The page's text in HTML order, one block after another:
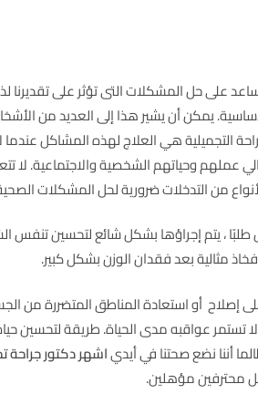
على حل المشكلات التى تؤثر على تقديرنا
يمكن أن يشير هذا إلى العديد من
التجميلية هي العلاج لهذه المشاكل
عملهم وحياتهم الشخصية والاجتماعية. لا
من التدخلات ضرورية لحل المشكلات
طلبًا ، يتم إجراؤها بشكل شائع لتحسين تنفس
مثالية بعد فقدان الوزن بشكل كبير.
إصلاح أو استعادة المناطق المتضررة من
تستمر عواقبه مدى الحياة. طريقة لتحسين
أننا نضع صحتنا في أيدياشهر دكتور
محترفين مؤهلين.